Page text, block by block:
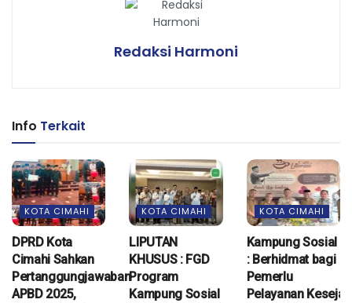
Redaksi Harmoni
Info Terkait
KOTA CIMAHI
DPRD Kota
Cimahi Sahkan
Pertanggungjawaban
APBD 2025,
KOTA CIMAHI
LIPUTAN
KHUSUS : FGD
Program
Kampung Sosial
KOTA CIMAHI
Kampung Sosial
: Berhidmat bagi
Pemerlu
Pelayanan